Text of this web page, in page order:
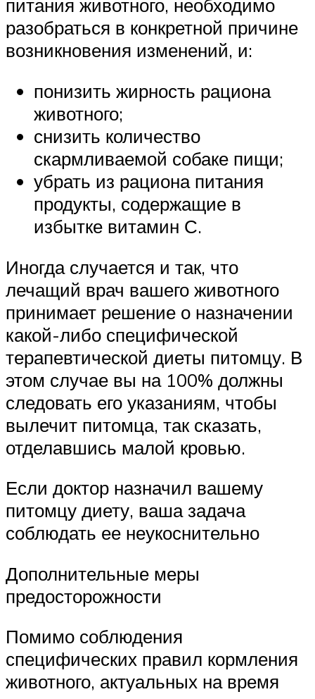
питания животного, необходимо
разобраться в конкретной причине
возникновения изменений, и:
понизить жирность рациона
животного;
снизить количество
скармливаемой собаке пищи;
убрать из рациона питания
продукты, содержащие в
избытке витамин С.
Иногда случается и так, что
лечащий врач вашего животного
принимает решение о назначении
какой-либо специфической
терапевтической диеты питомцу. В
этом случае вы на 100% должны
следовать его указаниям, чтобы
вылечит питомца, так сказать,
отделавшись малой кровью.
Если доктор назначил вашему
питомцу диету, ваша задача
соблюдать ее неукоснительно
Дополнительные меры
предосторожности
Помимо соблюдения
специфических правил кормления
животного, актуальных на время